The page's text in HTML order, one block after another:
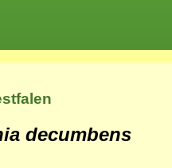
decumbens